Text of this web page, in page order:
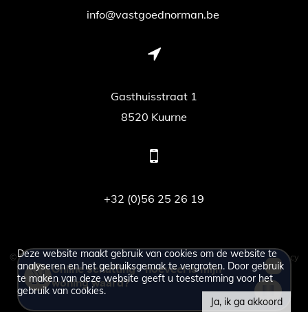
info@vastgoednorman.be
Gasthuisstraat 1
8520 Kuurne
+32 (0)56 25 26 19
© 2026 - vastgoed Norman -Developed by Zabun-Disclaimer-Privacy
policy
Deze website maakt gebruik van cookies om de website te
analyseren en het gebruiksgemak te vergroten. Door gebruik
te maken van deze website geeft u toestemming voor het
gebruik van cookies.
Ja, ik ga akkoord